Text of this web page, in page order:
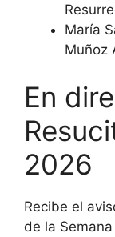
María
Muñoz
En
2026
Recibe el
de la